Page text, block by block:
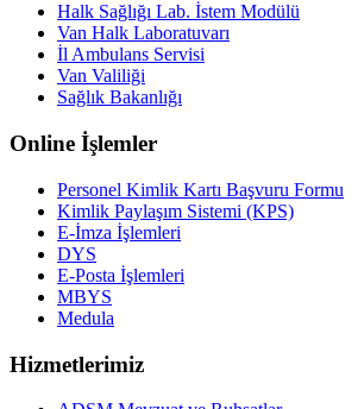
Halk Sağlığı Lab. İstem Modülü
Van Halk Laboratuvarı
İl Ambulans Servisi
Van Valiliği
Sağlık Bakanlığı
Online İşlemler
Personel Kimlik Kartı Başvuru Formu
Kimlik Paylaşım Sistemi (KPS)
E-İmza İşlemleri
DYS
E-Posta İşlemleri
MBYS
Medula
Hizmetlerimiz